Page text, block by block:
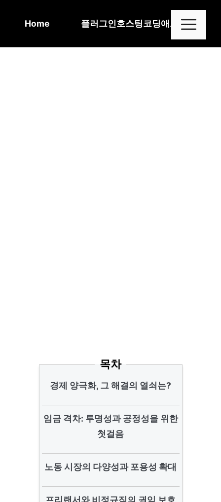
Home 플러그인호스팅코딩애드센스
목차
경제 양극화, 그 해결의 열쇠는?
임금 격차: 투명성과 공정성을 위한
첫걸음
노동 시장의 다양성과 포용성 확대
프리랜서와 비정규직의 권익 보호